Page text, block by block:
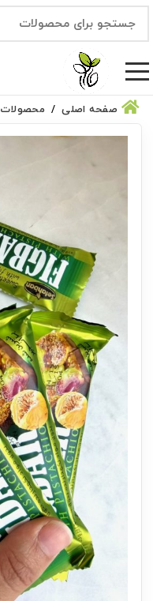
صفحه اصلی محصولات